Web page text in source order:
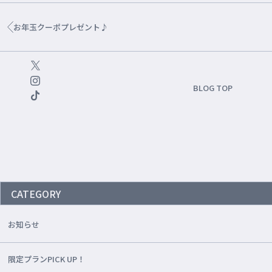
お年玉クーポプレゼント♪
BLOG TOP
CATEGORY
お知らせ
限定プランPICK UP！